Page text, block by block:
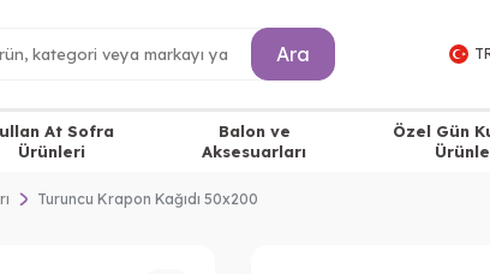
Ara
At Sofra
Ürünleri
Balon ve
Aksesuarları
Özel Gün
Turuncu Krapon Kağıdı 50x200